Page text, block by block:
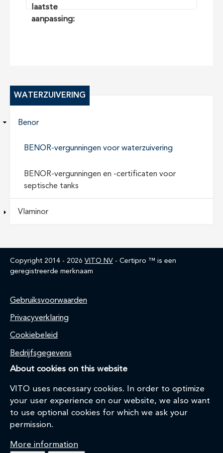
laatste
aanpassing:
WATERZUIVERING
Benor
BENOR-vergunningen voor waterzuivering
BENOR-vergunningen en -certificaten voor
septische tanks
Vlaminor
Copyright 2014 - 2026 VITO NV - Certipro ™ is een
geregistreerde merknaam
Home
Gebruiksvoorwaarden
Privacyverklaring
Cookiebeleid
Bedrijfsgegevens
About cookies on this website
VITO uses necessary cookies. In order to optimize
your user experience on our website, we also want
to use optional cookies for which we ask your
permission.
More information